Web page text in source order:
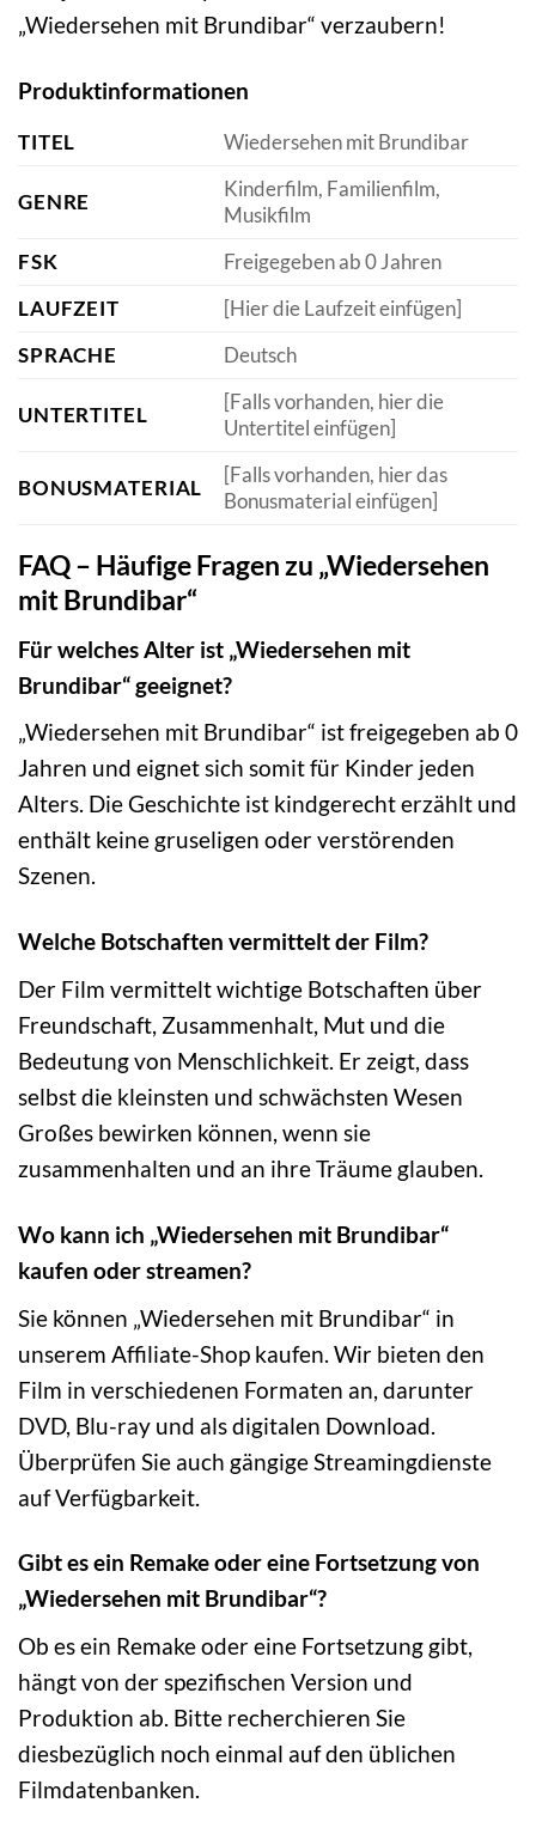
„Wiedersehen mit Brundibar“ verzaubern!
Produktinformationen
TITEL Wiedersehen mit Brundibar
GENRE
Kinderfilm, Familienfilm,
Musikfilm
FSK
Freigegeben ab 0 Jahren
LAUFZEIT
[Hier die Laufzeit einfügen]
SPRACHE
Deutsch
UNTERTITEL
[Falls vorhanden, hier die
Untertitel einfügen]
BONUSMATERIAL
[Falls vorhanden, hier das
Bonusmaterial einfügen]
FAQ – Häufige Fragen zu „Wiedersehen
mit Brundibar“
Für welches Alter ist „Wiedersehen mit
Brundibar“ geeignet?
„Wiedersehen mit Brundibar“ ist freigegeben ab 0
Jahren und eignet sich somit für Kinder jeden
Alters. Die Geschichte ist kindgerecht erzählt und
enthält keine gruseligen oder verstörenden
Szenen.
Welche Botschaften vermittelt der Film?
Der Film vermittelt wichtige Botschaften über
Freundschaft, Zusammenhalt, Mut und die
Bedeutung von Menschlichkeit. Er zeigt, dass
selbst die kleinsten und schwächsten Wesen
Großes bewirken können, wenn sie
zusammenhalten und an ihre Träume glauben.
Wo kann ich „Wiedersehen mit Brundibar“
kaufen oder streamen?
Sie können „Wiedersehen mit Brundibar“ in
unserem Affiliate-Shop kaufen. Wir bieten den
Film in verschiedenen Formaten an, darunter
DVD, Blu-ray und als digitalen Download.
Überprüfen Sie auch gängige Streamingdienste
auf Verfügbarkeit.
Gibt es ein Remake oder eine Fortsetzung von
„Wiedersehen mit Brundibar“?
Ob es ein Remake oder eine Fortsetzung gibt,
hängt von der spezifischen Version und
Produktion ab. Bitte recherchieren Sie
diesbezüglich noch einmal auf den üblichen
Filmdatenbanken.